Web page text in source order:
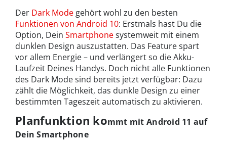
Der Dark Mode gehört wohl zu den besten
Funktionen von Android 10: Erstmals hast Du die
Option, Dein Smartphonesystemweit mit einem
dunklen Design auszustatten. Das Feature spart
vor allem Energie – und verlängert so die Akku-
Laufzeit Deines Handys. Doch nicht alle Funktionen
des Dark Mode sind bereits jetzt verfügbar: Dazu
zählt die Möglichkeit, das dunkle Design zu einer
bestimmten Tageszeit automatisch zu aktivieren.
Planfunktion kommt mit Android 11 auf
Dein Smartphone